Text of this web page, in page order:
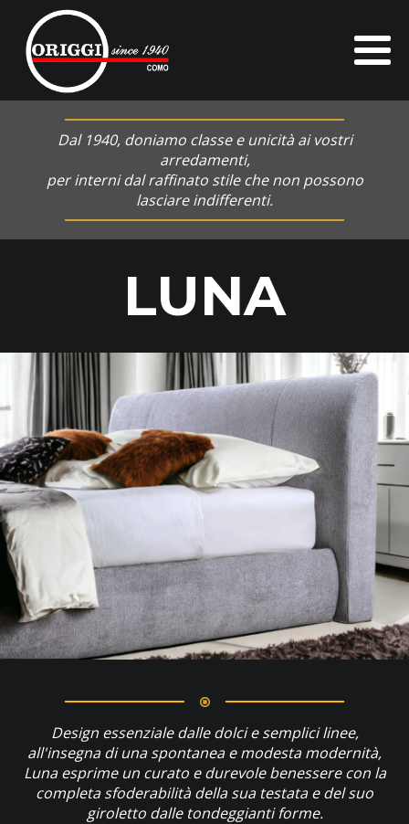
Dal 1940, doniamo classe e unicità ai vostri
arredamenti,
per interni dal raffinato stile che non possono
lasciare indifferenti.
LUNA
Design essenziale dalle dolci e semplici linee,
all'insegna di una spontanea e modesta modernità,
Luna esprime un curato e durevole benessere con la
completa sfoderabilità della sua testata e del suo
giroletto dalle tondeggianti forme.